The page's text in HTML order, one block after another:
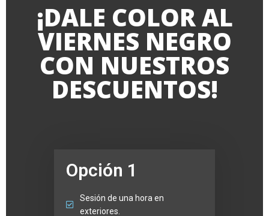
¡DALE COLOR AL
VIERNES NEGRO
CON NUESTROS
DESCUENTOS!
Opción 1
Sesión de una hora en
exteriores.